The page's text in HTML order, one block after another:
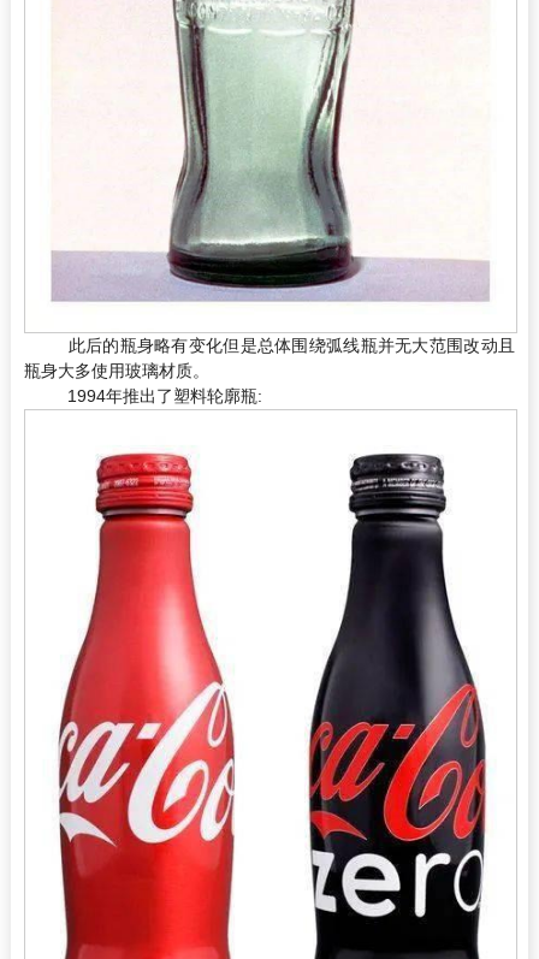
此后的瓶身略有变化但是总体围绕弧线瓶并无大范围改动且
瓶身大多使用玻璃材质。
1994年推出了塑料轮廓瓶: